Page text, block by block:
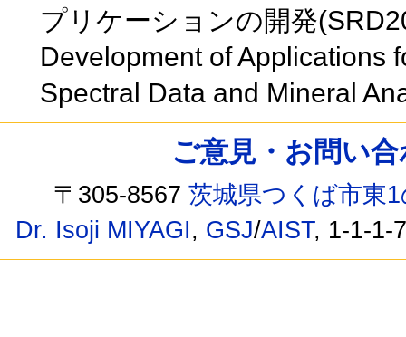
プリケーションの開発
Development of Applications
Spectral Data and Mineral
ご意見・お問い
〒305-8567茨城県つくば市東
Dr. Isoji MIYAGI, GSJ/AIST, 1-1-1-